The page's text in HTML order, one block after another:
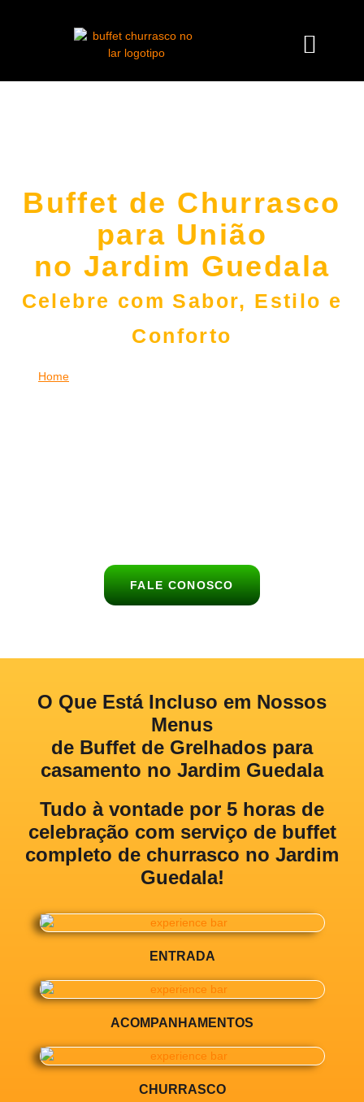
Buffet de Churrasco
para União
no Jardim Guedala
Celebre com Sabor, Estilo e
Conforto
Home
FALE CONOSCO
O Que Está Incluso em Nossos
Menus
de Buffet de Grelhados para
casamento no Jardim Guedala
Tudo à vontade por 5 horas de
celebração com serviço de buffet
completo de churrasco no Jardim
Guedala!
ENTRADA
ACOMPANHAMENTOS
CHURRASCO